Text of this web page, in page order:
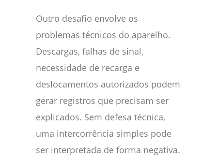
Outro desafio envolve os
problemas técnicos do aparelho.
Descargas, falhas de sinal,
necessidade de recarga e
deslocamentos autorizados podem
gerar registros que precisam ser
explicados. Sem defesa técnica,
uma intercorrência simples pode
ser interpretada de forma negativa.